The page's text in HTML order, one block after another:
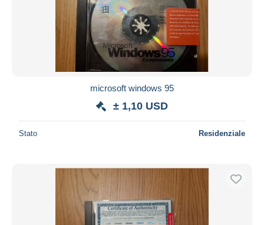
microsoft windows 95
± 1,10 USD
Stato Residenziale